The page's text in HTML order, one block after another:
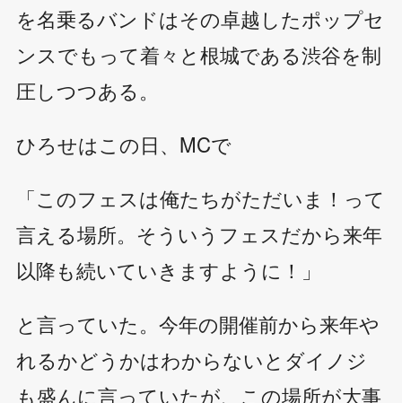
を名乗るバンドはその卓越したポップセ
ンスでもって着々と根城である渋谷を制
圧しつつある。
ひろせはこの日、MCで
「このフェスは俺たちがただいま！って
言える場所。そういうフェスだから来年
以降も続いていきますように！」
と言っていた。今年の開催前から来年や
れるかどうかはわからないとダイノジ
も盛んに言っていたが、この場所が大事